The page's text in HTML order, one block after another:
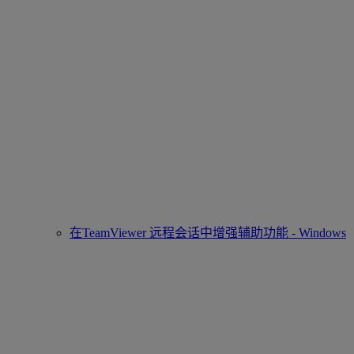
在TeamViewer 远程会话中增强辅助功能 - Windows